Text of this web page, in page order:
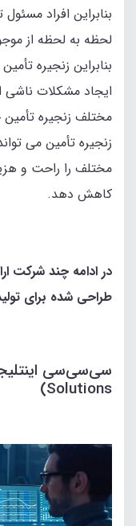
بنابراین افراد
لحظه‌ به لحظه از
بنابراین زنجیره
ایجاد مشکلات
زنجیره تأمین می‌
مختلف را راحت و
کاهش دهد.
در ادامه چند شرکت
طراحی‌ شده برای
Solutions)